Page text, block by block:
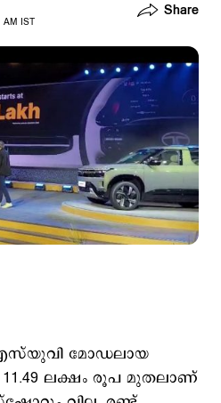
IST
Share
എസ്‌യുവി മോഡലായ
11.49 ലക്ഷം രൂപ മുതലാണ്